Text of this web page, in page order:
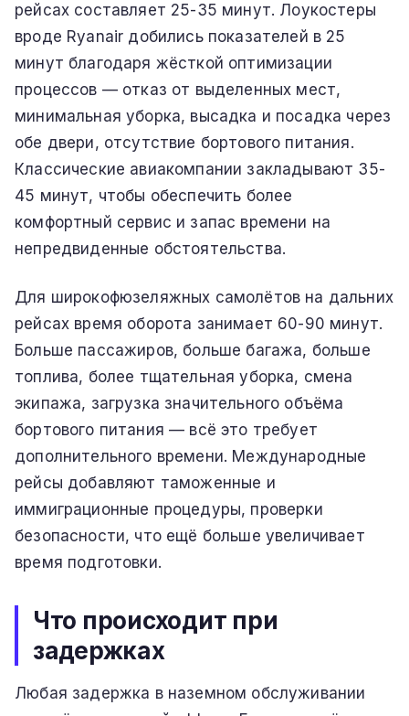
рейсах составляет 25-35 минут. Лоукостеры
вроде Ryanair добились показателей в 25
минут благодаря жёсткой оптимизации
процессов — отказ от выделенных мест,
минимальная уборка, высадка и посадка через
обе двери, отсутствие бортового питания.
Классические авиакомпании закладывают 35-
45 минут, чтобы обеспечить более
комфортный сервис и запас времени на
непредвиденные обстоятельства.
Для широкофюзеляжных самолётов на дальних
рейсах время оборота занимает 60-90 минут.
Больше пассажиров, больше багажа, больше
топлива, более тщательная уборка, смена
экипажа, загрузка значительного объёма
бортового питания — всё это требует
дополнительного времени. Международные
рейсы добавляют таможенные и
иммиграционные процедуры, проверки
безопасности, что ещё больше увеличивает
время подготовки.
Что происходит при
задержках
Любая задержка в наземном обслуживании